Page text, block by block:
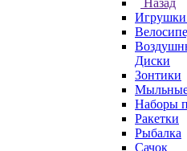
Назад
Игрушки
Диски
Зонтики
Наборы
Ракетки
Рыбалка
Сачок